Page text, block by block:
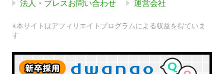
法人・プレスお問い合わせ 運営会社
※本サイトはアフィリエイトプログラムによる収益を得ていま
す